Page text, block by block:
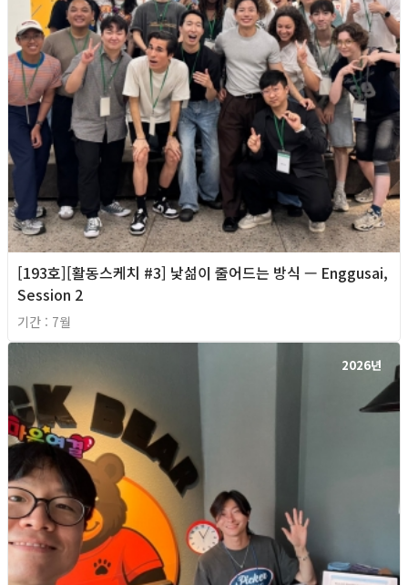
[193호][활동스케치 #3] 낯섦이 줄어드는 방식 — Enggusai,
Session 2
기간 : 7월
2026년